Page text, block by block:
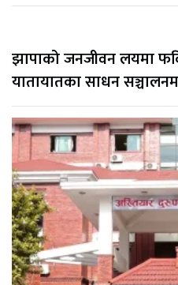
झापाको जनजीवन लयमा
यातायातका साधन